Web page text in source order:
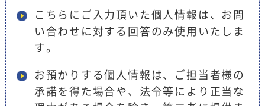
こちらにご入力頂いた個人情報は、お問
い合わせに対する回答のみ使用いたしま
す。
お預かりする個人情報は、ご担当者様の
承諾を得た場合や、法令等により正当な